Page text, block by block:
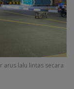
arus lalu lintas secara